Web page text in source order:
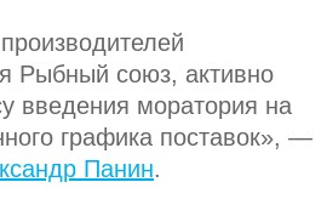
Рыбный союз, активно
введения моратория на
графика поставок», —
Панин.